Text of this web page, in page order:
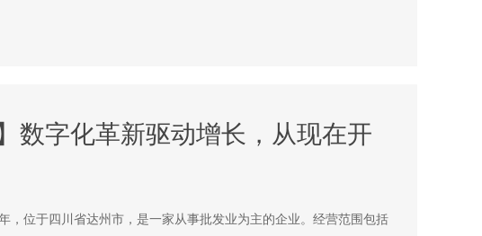
数字化革新驱动增长，从现在开
位于四川省达州市，是一家从事批发业为主的企业。经营范围包括